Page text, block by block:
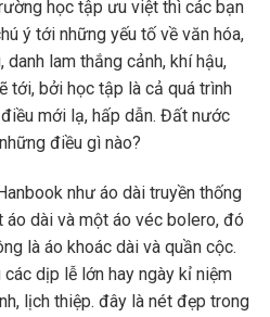
học tập ưu việt thì các bạn
ý tới những yếu tố về văn hóa,
lam thắng cảnh, khí hậu,
tới, bởi học tập là cả quá trình
mới lạ, hấp dẫn. Đất nước
điều gì nào?
như áo dài truyền thống
áo dài và một áo véc bolero, đó
là áo khoác dài và quần cộc.
dịp lễ lớn hay ngày kỉ niệm
lịch thiệp. đây là nét đẹp trong